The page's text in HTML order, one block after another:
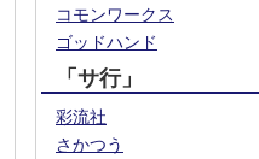
コモンワークス
ゴッドハンド
「サ行」
彩流社
さかつう